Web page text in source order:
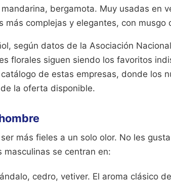
bergamota. Muy usadas en
más complejas y elegantes, con musgo
según datos de la Asociación
florales siguen siendo los favoritos
de estas empresas, donde los
la oferta disponible.
más fieles a un solo olor. No les
masculinas se centran en:
cedro, vetiver. El aroma clásico